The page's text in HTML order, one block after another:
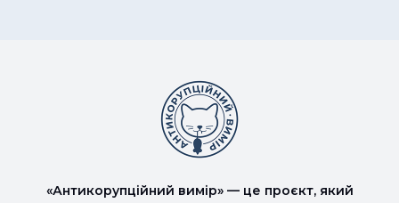
«Антикорупційний вимір» — це проєкт, який